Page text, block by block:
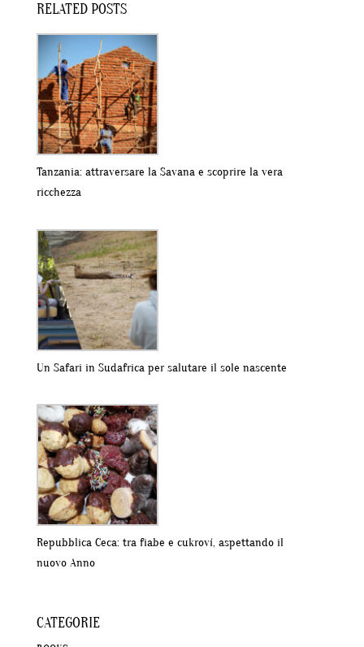
RELATED POSTS
Tanzania: attraversare la Savana e scoprire la vera
ricchezza
Un Safari in Sudafrica per salutare il sole nascente
Repubblica Ceca: tra fiabe e cukroví, aspettando il
nuovo Anno
CATEGORIE